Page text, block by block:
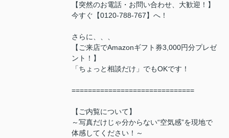
【突然のお電話・お問い合わせ、大歓迎！】
今すぐ【0120-788-767】へ！
さらに、、、
【ご来店でAmazonギフト券3,000円分プレゼ
ント！】
「ちょっと相談だけ」でもOKです！
==============================
【ご内覧について】
～写真だけじゃ分からない“空気感”を現地で
体感してください！～